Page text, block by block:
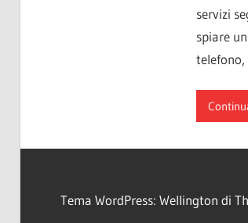
servizi
spiare
Tema WordPress: Wellington di